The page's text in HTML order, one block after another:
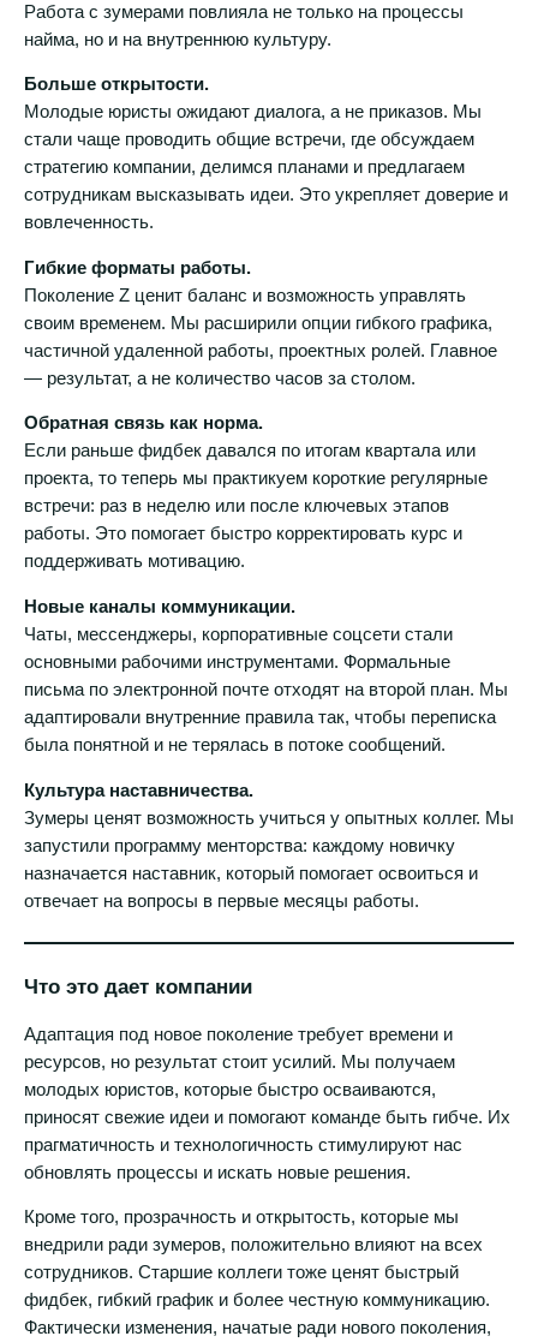
Работа с зумерами повлияла не только на процессы
найма, но и на внутреннюю культуру.
Больше открытости.
Молодые юристы ожидают диалога, а не приказов. Мы
стали чаще проводить общие встречи, где обсуждаем
стратегию компании, делимся планами и предлагаем
сотрудникам высказывать идеи. Это укрепляет доверие и
вовлеченность.
Гибкие форматы работы.
Поколение Z ценит баланс и возможность управлять
своим временем. Мы расширили опции гибкого графика,
частичной удаленной работы, проектных ролей. Главное
— результат, а не количество часов за столом.
Обратная связь как норма.
Если раньше фидбек давался по итогам квартала или
проекта, то теперь мы практикуем короткие регулярные
встречи: раз в неделю или после ключевых этапов
работы. Это помогает быстро корректировать курс и
поддерживать мотивацию.
Новые каналы коммуникации.
Чаты, мессенджеры, корпоративные соцсети стали
основными рабочими инструментами. Формальные
письма по электронной почте отходят на второй план. Мы
адаптировали внутренние правила так, чтобы переписка
была понятной и не терялась в потоке сообщений.
Культура наставничества.
Зумеры ценят возможность учиться у опытных коллег. Мы
запустили программу менторства: каждому новичку
назначается наставник, который помогает освоиться и
отвечает на вопросы в первые месяцы работы.
Что это дает компании
Адаптация под новое поколение требует времени и
ресурсов, но результат стоит усилий. Мы получаем
молодых юристов, которые быстро осваиваются,
приносят свежие идеи и помогают команде быть гибче. Их
прагматичность и технологичность стимулируют нас
обновлять процессы и искать новые решения.
Кроме того, прозрачность и открытость, которые мы
внедрили ради зумеров, положительно влияют на всех
сотрудников. Старшие коллеги тоже ценят быстрый
фидбек, гибкий график и более честную коммуникацию.
Фактически изменения, начатые ради нового поколения,